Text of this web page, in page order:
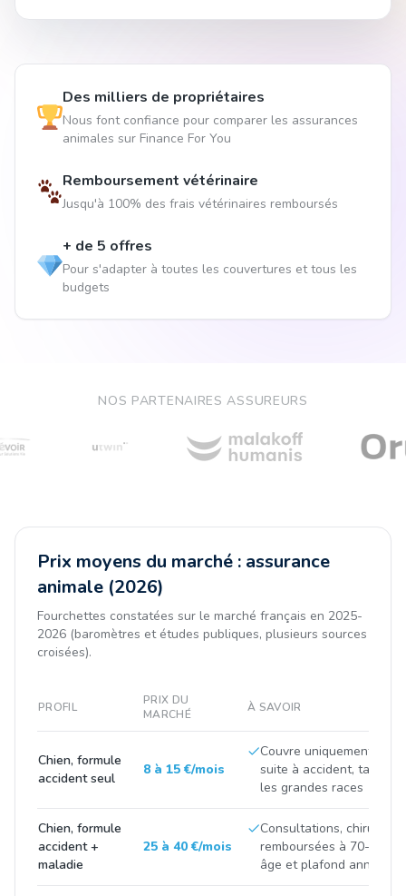
Des milliers de propriétaires
Nous font confiance pour comparer les assurances
animales sur Finance For You
Remboursement vétérinaire
Jusqu'à 100% des frais vétérinaires remboursés
+ de 5 offres
Pour s'adapter à toutes les couvertures et tous les
budgets
NOS PARTENAIRES ASSUREURS
Prix moyens du marché : assurance
animale (2026)
Fourchettes constatées sur le marché français en 2025-
2026 (baromètres et études publiques, plusieurs sources
croisées).
PROFIL
PRIX DU
MARCHÉ
À SAVOIR
Chien, formule
accident seul
8 à 15 €/mois
Couvre uniquement les
suite à accident, tarif
les grandes races
Chien, formule
accident +
maladie
25 à 40 €/mois
Consultations,
remboursées à 70-90
âge et plafond annuel